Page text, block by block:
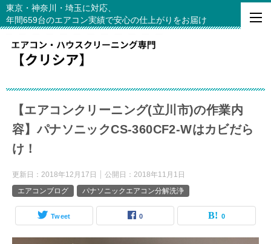
東京・神奈川・埼玉に対応、
年間659台のエアコン実績で安心の仕上がりをお届け
【エアコンクリーニング(立川市)の作業内
容】パナソニックCS-360CF2-Wはカビだら
け！
更新日： 2018年12月17日 公開日： 2018年11月1日
エアコンブログ
パナソニックエアコン分解洗浄
Tweet 0 0